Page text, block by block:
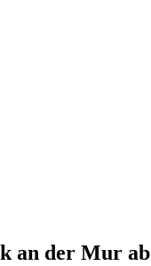
an der Mur ab